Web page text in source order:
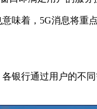
味着，5G消息将
银行通过用户的不